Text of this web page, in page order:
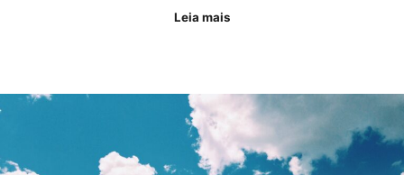
Leia mais